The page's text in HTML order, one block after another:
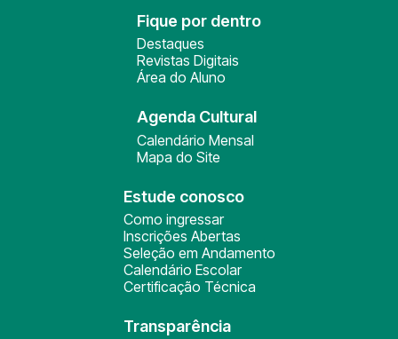
Fique por dentro
Destaques
Revistas Digitais
Área do Aluno
Agenda Cultural
Calendário Mensal
Mapa do Site
Estude conosco
Como ingressar
Inscrições Abertas
Seleção em Andamento
Calendário Escolar
Certificação Técnica
Transparência